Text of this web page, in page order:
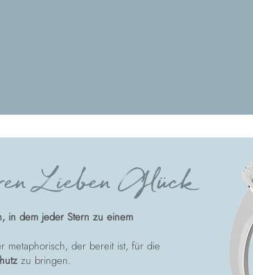
Lieben Glück
in dem jeder Stern zu einem
metaphorisch, der bereit ist, für die
zu bringen.